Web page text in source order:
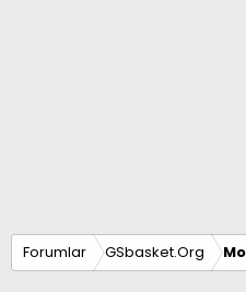
Forumlar GSbasket.Org